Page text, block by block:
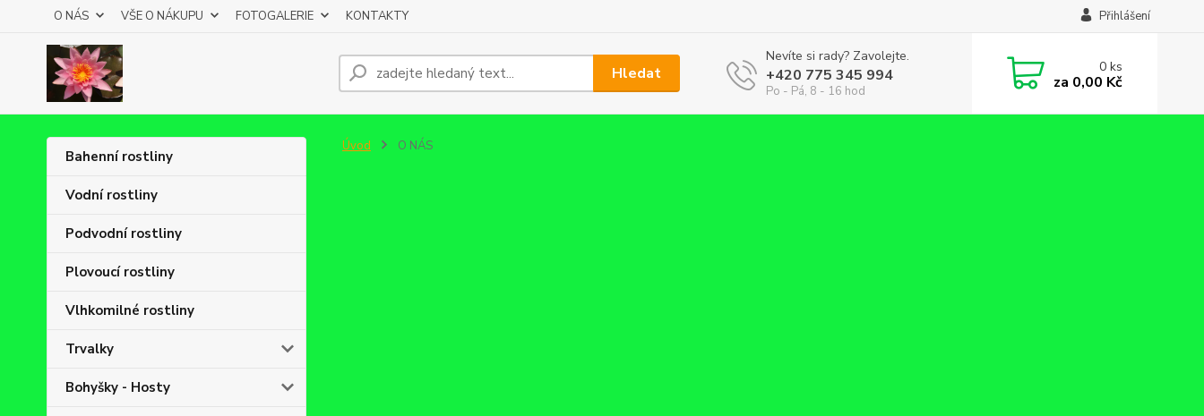
O NÁS VŠE O NÁKUPU FOTOGALERIE KONTAKTY Přihlášení
Hledat
Nevíte si rady? Zavolejte.
+420 775 345 994
Po - Pá, 8 - 16 hod
0ks
za 0,00 Kč
Bahenní rostliny
Vodní rostliny
Podvodní rostliny
Plovoucí rostliny
Vlhkomilné rostliny
Trvalky
Bohyšky - Hosty
Úvod O NÁS